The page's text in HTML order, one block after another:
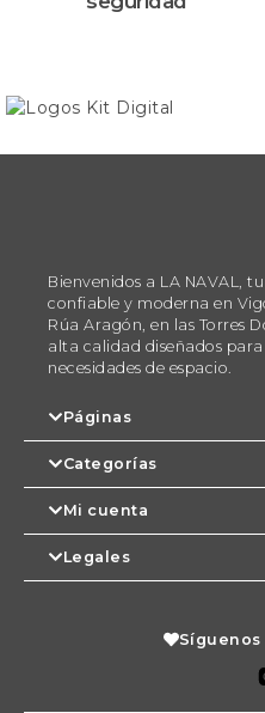
Bienvenidos a LA NAVAL,
confiable y moderna en
Rúa Aragón, en las Torres
alta calidad diseñados
necesidades de espacio.
Páginas
Categorías
Mi cuenta
Legales
Síguenos